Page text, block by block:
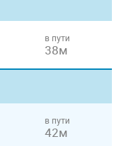
в пути
38м
в пути
42м